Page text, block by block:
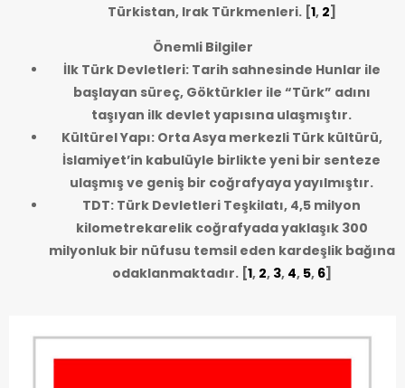
Türkistan, Irak Türkmenleri.[1, 2]
Önemli Bilgiler
İlk Türk Devletleri: Tarih sahnesinde Hunlar ile
başlayan süreç, Göktürkler ile “Türk” adını
taşıyan ilk devlet yapısına ulaşmıştır.
Kültürel Yapı: Orta Asya merkezli Türk kültürü,
İslamiyet’in kabulüyle birlikte yeni bir senteze
ulaşmış ve geniş bir coğrafyaya yayılmıştır.
TDT: Türk Devletleri Teşkilatı, 4,5 milyon
kilometrekarelik coğrafyada yaklaşık 300
milyonluk bir nüfusu temsil eden kardeşlik bağına
odaklanmaktadır.[1, 2, 3, 4, 5, 6]